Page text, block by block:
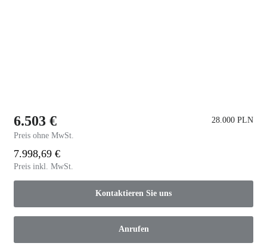
6.503 €
Preis ohne MwSt.
28.000 PLN
7.998,69 €
Preis inkl. MwSt.
Kontaktieren Sie uns
Anrufen